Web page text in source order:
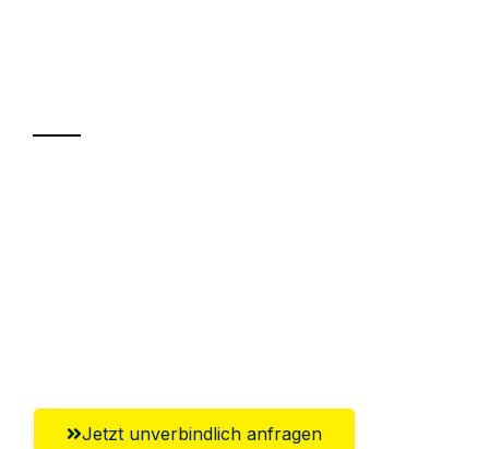
Jetzt unverbindlich anfragen